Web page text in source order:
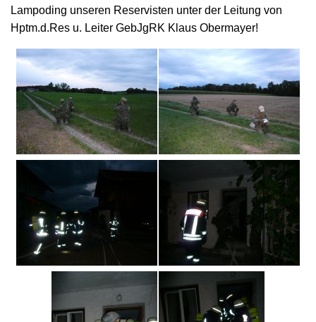
Lampoding unseren Reservisten unter der Leitung von
Hptm.d.Res u. Leiter GebJgRK Klaus Obermayer!